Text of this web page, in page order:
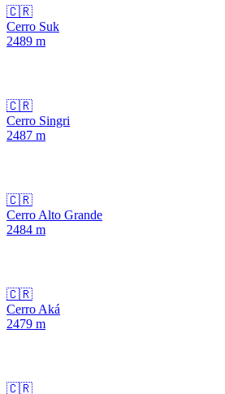
🇨🇷
Cerro Suk
2489 m
🇨🇷
Cerro Singri
2487 m
🇨🇷
Cerro Alto Grande
2484 m
🇨🇷
Cerro Aká
2479 m
🇨🇷